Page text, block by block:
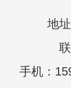
地
手机：